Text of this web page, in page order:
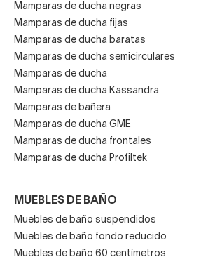
Mamparas de ducha negras
Mamparas de ducha fijas
Mamparas de ducha baratas
Mamparas de ducha semicirculares
Mamparas de ducha
Mamparas de ducha Kassandra
Mamparas de bañera
Mamparas de ducha GME
Mamparas de ducha frontales
Mamparas de ducha Profiltek
MUEBLES DE BAÑO
Muebles de baño suspendidos
Muebles de baño fondo reducido
Muebles de baño 60 centímetros